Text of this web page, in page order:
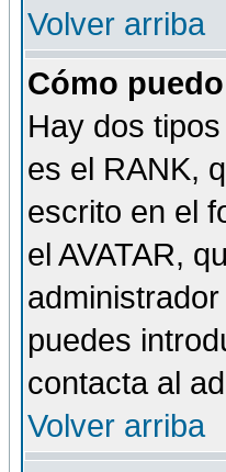
Volver arriba
Cómo
Hay dos
es el RANK,
escrito en el
el AVATAR,
puedes
contacta al
Volver arriba